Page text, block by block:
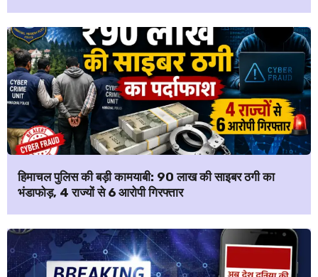
हिमाचल पुलिस की बड़ी कामयाबी: ₹90 लाख की साइबर ठगी का
भंडाफोड़, 4 राज्यों से 6 आरोपी गिरफ्तार